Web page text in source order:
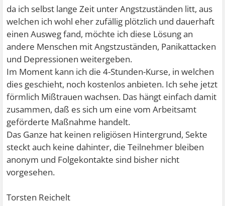
da ich selbst lange Zeit unter Angstzuständen litt, aus
welchen ich wohl eher zufällig plötzlich und dauerhaft
einen Ausweg fand, möchte ich diese Lösung an
andere Menschen mit Angstzuständen, Panikattacken
und Depressionen weitergeben.
Im Moment kann ich die 4-Stunden-Kurse, in welchen
dies geschieht, noch kostenlos anbieten. Ich sehe jetzt
förmlich Mißtrauen wachsen. Das hängt einfach damit
zusammen, daß es sich um eine vom Arbeitsamt
geförderte Maßnahme handelt.
Das Ganze hat keinen religiösen Hintergrund, Sekte
steckt auch keine dahinter, die Teilnehmer bleiben
anonym und Folgekontakte sind bisher nicht
vorgesehen.
Torsten Reichelt